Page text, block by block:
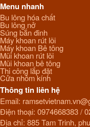
Menu nhanh
Bu lông hóa chất
Bu lông nở
Súng bắn đinh
Máy khoan rút lõi
Máy khoan Bê tông
Mũi khoan rút lõi
Mũi khoan bê tông
Thi công lắp đặt
Cửa nhôm kính
Thông tin liên hệ
Email:
Điện thoại: 0974668383/
Địa chỉ: 885 Tam Trinh,